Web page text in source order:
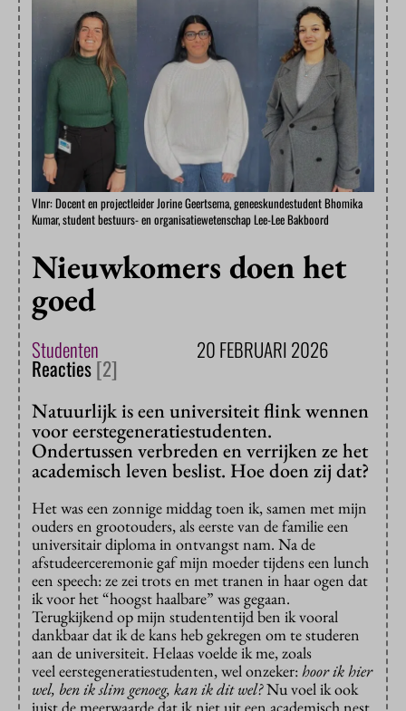
Vlnr: Docent en projectleider Jorine Geertsema, geneeskundestudent Bhomika
Kumar, student bestuurs- en organisatiewetenschap Lee-Lee Bakboord
Nieuwkomers doen het
goed
Studenten 20 FEBRUARI 2026
Reacties[2]
Natuurlijk is een universiteit flink wennen
voor eerstegeneratiestudenten.
Ondertussen verbreden en verrijken ze het
academisch leven beslist. Hoe doen zij dat?
Het was een zonnige middag toen ik, samen met mijn
ouders en grootouders, als eerste van de familie een
universitair diploma in ontvangst nam. Na de
afstudeerceremonie gaf mijn moeder tijdens een lunch
een speech: ze zei trots en met tranen in haar ogen dat
ik voor het “hoogst haalbare” was gegaan.
Terugkijkend op mijn studententijd ben ik vooral
dankbaar dat ik de kans heb gekregen om te studeren
aan de universiteit. Helaas voelde ik me, zoals
veel eerstegeneratiestudenten, wel onzeker:hoor ik hier
wel, ben ik slim genoeg, kan ik dit wel?Nu voel ik ook